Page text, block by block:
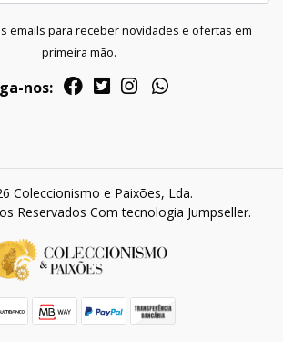
emails para receber novidades e ofertas em
primeira mão.
nos:
Coleccionismo e Paixões, Lda.
Reservados Com tecnologia Jumpseller.